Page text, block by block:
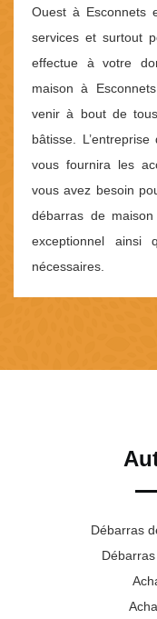
Ouest à Esconnets
services et surtout
effectue à votre
maison à
venir à bout de
bâtisse.
vous fournira les
vous avez besoin
débarras de
exceptionnel ainsi
nécessaires.
Débarras